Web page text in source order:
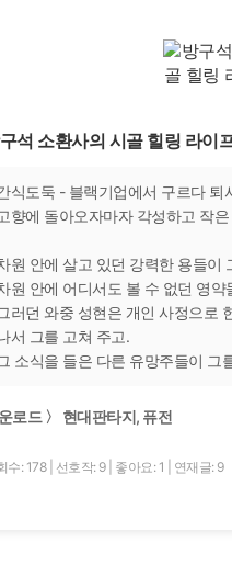
석 소환사의 시골 힐링 라이
식도둑 - 블랙기업에서 구르다 퇴
향에 돌아오자마자 각성하고 작
원 안에 살고 있던 강력한 용들이
원 안에 어디서도 볼 수 없던 영약
러던 와중 성현은 개인 사정으로
서 그를 고쳐 주고.
소식을 들은 다른 유망주들이 그
로드 〉 현대판타지, 퓨전
수: 178 선호작: 9 좋아요: 1 연재글: 9